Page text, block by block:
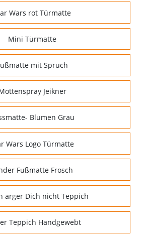
Wars rot Türmatte
Mini Türmatte
mit Spruch
Jeikner
Blumen Grau
Wars Logo Türmatte
Fußmatte Frosch
ärger Dich nicht Teppich
Teppich Handgewebt